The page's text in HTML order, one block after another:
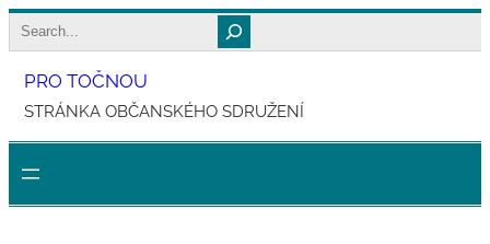
Přeskočit
na
obsah
Search
PRO TOČNOU
STRÁNKA OBČANSKÉHO SDRUŽENÍ